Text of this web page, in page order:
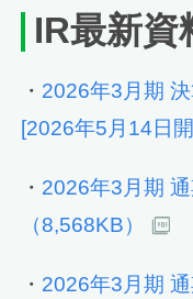
IR最新資
・ 2026年3月期
[2026年5月14日
・ 2026年3月期
（8,568KB）
・ 2026年3月期